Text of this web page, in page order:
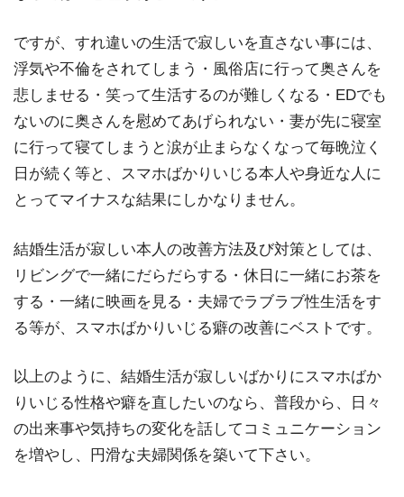
ですが、すれ違いの生活で寂しいを直さない事には、
浮気や不倫をされてしまう・風俗店に行って奥さんを
悲しませる・笑って生活するのが難しくなる・EDでも
ないのに奥さんを慰めてあげられない・妻が先に寝室
に行って寝てしまうと涙が止まらなくなって毎晩泣く
日が続く等と、スマホばかりいじる本人や身近な人に
とってマイナスな結果にしかなりません。
結婚生活が寂しい本人の改善方法及び対策としては、
リビングで一緒にだらだらする・休日に一緒にお茶を
する・一緒に映画を見る・夫婦でラブラブ性生活をす
る等が、スマホばかりいじる癖の改善にベストです。
以上のように、結婚生活が寂しいばかりにスマホばか
りいじる性格や癖を直したいのなら、普段から、日々
の出来事や気持ちの変化を話してコミュニケーション
を増やし、円滑な夫婦関係を築いて下さい。